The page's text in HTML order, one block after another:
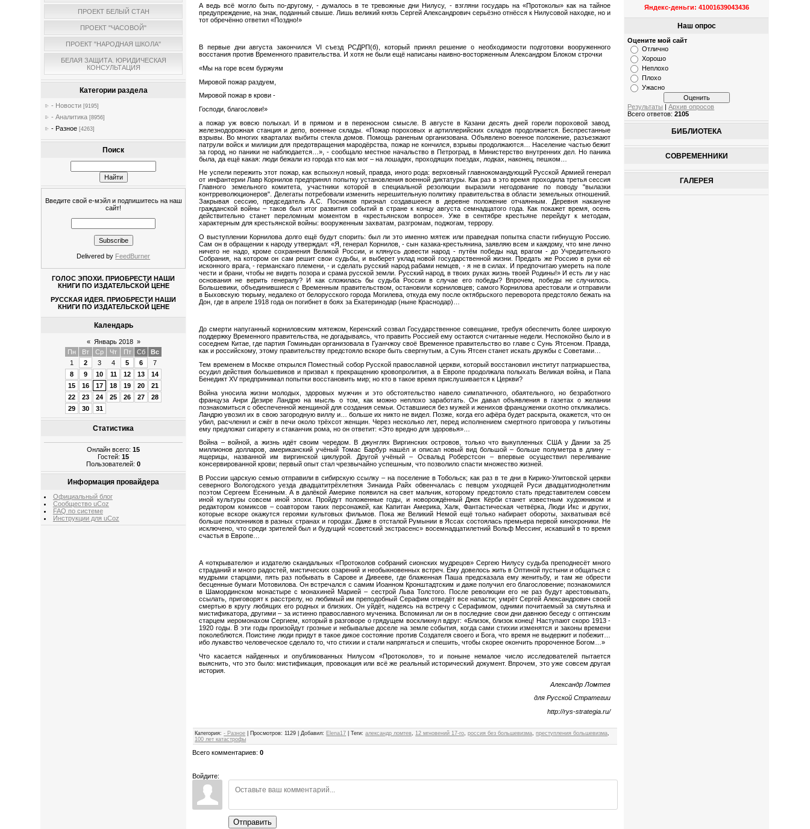
ПРОЕКТ БЕЛЫЙ СТАН
ПРОЕКТ "ЧАСОВОЙ"
ПРОЕКТ "НАРОДНАЯ ШКОЛА"
БЕЛАЯ ЗАЩИТА. ЮРИДИЧЕСКАЯ
КОНСУЛЬТАЦИЯ
Категории раздела
- Новости [9195]
- Аналитика [8956]
- Разное [4263]
Поиск
Введите свой е-мэйл и подпишитесь на наш
сайт!
Delivered by FeedBurner
ГОЛОС ЭПОХИ. ПРИОБРЕСТИ НАШИ
КНИГИ ПО ИЗДАТЕЛЬСКОЙ ЦЕНЕ
РУССКАЯ ИДЕЯ. ПРИОБРЕСТИ НАШИ
КНИГИ ПО ИЗДАТЕЛЬСКОЙ ЦЕНЕ
Календарь
« Январь 2018 »
Пн
Вт Ср Чт Пт Сб
Вс
1
2 3 4 5 6
7
8
9 10 11 12 13
14
15
16 17 18 19 20
21
22
23 24 25 26 27
28
29
30 31
Статистика
Онлайн всего:15
Гостей:15
Пользователей:0
Информация провайдера
Официальный блог
Сообщество uCoz
FAQ по системе
Инструкции для uCoz
А ведь всё могло быть по-другому, - думалось в те тревожные дни Нилусу, - взгляни государь на «Протоколы» как на тайное
предупреждение, на знак, поданный свыше. Лишь великий князь Сергей Александрович серьёзно отнёсся к Нилусовой находке, но и
тот обречённо ответил «Поздно!»
В первые дни августа закончился VI съезд РСДРП(б), который принял решение о необходимости подготовки вооруженного
восстания против Временного правительства. И хотя не были ещё написаны наивно-восторженным Александром Блоком строчки
«Мы на горе всем буржуям
Мировой пожар раздуем,
Мировой пожар в крови -
Господи, благослови!»
а пожар уж вовсю полыхал. И в прямом и в переносном смысле. В августе в Казани десять дней горели пороховой завод,
железнодорожная станция и депо, военные склады. «Пожар поро​ховых и артиллерийских складов продолжается. Беспрестанные
взрывы. Во многих кварталах выбиты стекла домов. Помощь раненым органи​зована. Объявлено военное положение, разъезжают
патрули войск и милиции для предотвращения мародёрства, пожар не кончился, взрывы продолжаются… Население частью бежит
за город, но паники не наблюдается…»,- сообщало местное начальство в Петроград, в Министерство внутренних дел. Но паника
была, да ещё какая: люди бежали из города кто как мог – на лошадях, проходящих поездах, лодках, наконец, пешком…
Не успели пережить этот пожар, как вспыхнул новый, правда, иного рода: верховный главнокомандующий Русской Армией генерал
от инфантерии Лавр Корнилов предпринял попытку установления военной диктатуры. Как раз в это время проходила третья сессия
Главного земельного комитета, участники которой в специальной резолюции выразили негодование по поводу"вылазки
контрреволюционеров" . Делегаты потребовали изменить нерешительную политику правительства в области земельных отношений.
Закрывая сессию, председатель А.С. Посников признал создавшееся в деревне положение отчаянным. Деревня накануне
гражданской войны – таков был итог развития событий в стране к концу августа семнадцатого года. Как покажет время, осень
действительно станет переломным моментом в «крестьянском вопросе». Уже в сентябре крестьяне перейдут к методам,
характерным для крестьянской войны: вооруженным захватам, разгромам, поджогам, террору.
О выступлении Корнилова долго ещё будут спорить: был ли это именно мятеж или праведная попытка спасти гибнущую Россию.
Сам он в обращении к народу утверждал: «Я, генерал Корнилов, - сын казака-крестьянина, заявляю всем и каждому, что мне лично
ничего не надо, кроме сохранения Великой России, и клянусь довести народ - путём победы над врагом - до Учредительного
Собрания, на котором он сам решит свои судьбы, и выберет уклад новой государственной жизни. Предать же Россию в руки её
исконного врага, - германскаго племени, - и сделать русский народ рабами немцев, - я не в силах. И предпочитаю умереть на поле
чести и брани, чтобы не видеть позора и срама русской земли. Русский народ, в твоих руках жизнь твоей Родины!» И есть ли у нас
основания не верить генералу? И как сложилась бы судьба России в случае его победы? Впрочем, победы не случилось.
Большевики, объединившиеся с Временным правительством, остановили корниловцев; самого Корнилова арестовали и отправили
в Быховскую тюрьму, недалеко от белорусского города Могилева, откуда ему после октябрьского переворота предстояло бежать на
Дон, где в апреле 1918 года он погибнет в боях за Екатеринодар (ныне Краснодар)…
До смерти напуганный корниловским мятежом, Керенский созвал Государственное совещание, требуя обеспечить более широкую
поддержку Временного правительства, не догадываясь, что править Россией ему остаются считанные недели. Неспокойно было и в
соседнем Китае, где партия Гоминьдан организовала в Гуанчжоу своё Временное правительство во главе с Сунь Ятсеном. Правда,
как и российскому, этому правительству предстояло вскоре быть свергнутым, а Сунь Ятсен станет искать дружбы с Советами…
Тем временем в Москве открылся Поместный собор Русской православной церкви, который восстановил институт патриаршества,
осудил действия большевиков и призвал к прекращению кровопролития, а в Европе продолжала полыхать Великая война, и Папа
Бенедикт XV предпринимал попытки восстановить мир; но кто в такое время прислушивается к Церкви?
Война уносила жизни молодых, здоровых мужчин и это обстоятельство навело симпатичного, обаятельного, но безработного
француза Анри Дезире Ландрю на мысль о том, как можно неплохо заработать. Он давал объявления в газетах о желании
познакомиться с обеспеченной женщиной для создания семьи. Оставшиеся без мужей и женихов француженки охотно откликались.
Ландрю увозил их в свою загородную виллу и… больше их никто не видел. Позже, когда его афёра будет раскрыта, окажется, что он
убил, расчленил и сжёг в печи около трёхсот женщин. Через несколько лет, перед исполнением смертного приговора у гильотины
ему предложат сигарету и стаканчик рома, но он ответит: «Это вредно для здоровья»…
Война – войной, а жизнь идёт своим чередом. В джунглях Виргинских островов, только что выкупленных США у Дании за 25
миллионов долларов, американский учёный Томас Барбур нашёл и описал новый вид большой – больше полуметра в длину –
ящерицы, названной им виргинской циклурой. Другой учёный – Освальд Роберстсон – впервые осуществил переливание
консервированной крови; первый опыт стал чрезвычайно успешным, что позволило спасти множество жизней.
В России царскую семью отправили в сибирскую ссылку – на поселение в Тобольск; как раз в те дни в Кирико-Улитовской церкви
северного Вологодского уезда двадцатитрёхлетняя Зинаида Райх обвенчалась с певцом уходящей Руси двадцатиоднолетним
поэтом Сергеем Есениным. А в далёкой Америке появился на свет мальчик, которому предстояло стать представителем совсем
иной культуры совсем иной эпохи. Пройдут положенные годы, и новорождённый Джек Кёрби станет известным художником и
редактором комиксов – соавтором таких персонажей, как Капитан Америка, Халк, Фантастическая четвёрка, Люди Икс и других,
которые вскоре окажутся героями культовых фильмов. Пока же Великий Немой ещё только набирает обороты, захватывая всё
больше поклонников в разных странах и городах. Даже в отсталой Румынии в Яссах состоялась премьера первой кинохроники. Не
исключено, что среди зрителей был и будущий «советский экстрасенс» восемнадцатилетний Вольф Мессинг, искавший в то время
счастья в Европе…
А «открывателю» и издателю скандальных «Протоколов собраний сионских мудрецов» Сергею Нилусу судьба преподнесёт много
страданий и много радостей, мистических озарений и необыкновенных встреч. Ему довелось жить в Оптиной пустыни и общаться с
мудрыми старцами, пять раз побывать в Сарове и Дивееве, где блаженная Паша предсказала ему женитьбу, и там же обрести
бесценные бумаги Мотовилова. Он встречался с самим Иоанном Кронштадтским и даже получил его благословение; познакомился
в Шамординском монастыре с монахиней Марией – сестрой Льва Толстого. После революции его не раз будут арестовывать,
ссылать, приговорят к расстрелу, но любимый им преподобный Серафим отведёт все напасти; умрёт Сергей Александрович своей
смертью в кругу любящих его родных и близких. Он уйдёт, надеясь на встречу с Серафимом, одними почитаемый за смутьяна и
мистификатора, другими – за истинно православного мученика. Вспоминал ли он в последние свои дни давнюю беседу с оптинским
старцем иеромонахом Сергием, который в разговоре о грядущем воскликнул вдруг: «Близок, близок конец! Наступают скоро 1913 -
1920 годы. В эти годы произойдут грозные и небывалые доселе на земле события, когда сами стихии изменятся и законы времени
поколеблются. Поистине люди придут в такое дикое состояние против Создателя своего и Бога, что время не выдержит и побежит…
ибо лукавство человеческое сделало то, что стихии и стали напрягаться и спешить, чтобы скорее окончить пророченное Богом…»
Что касается найденных и опубликованных Нилусом «Протоколов», то и поныне немалое число исследователей пытается
выяснить, что это было: мистификация, провокация или всё же реальный исторический документ. Впрочем, это уже совсем другая
история.
Александр Ломтев
для Русской Стратегии
http://rys-strategia.ru/
Категория: - Разное Просмотров: 1129 |Добавил: Elena17 |Теги: александр ломтев,12 мгновений 17-го,россия без большевизма,преступления большевизма,
100 лет катастрофы
Всего комментариев:0
Войдите:
Отправить
Яндекс-деньги: 41001639043436
Наш опрос
Оцените мой сайт
Отлично
Хорошо
Неплохо
Плохо
Ужасно
Результаты |Архив опросов
Всего ответов:2105
БИБЛИОТЕКА
СОВРЕМЕННИКИ
ГАЛЕРЕЯ